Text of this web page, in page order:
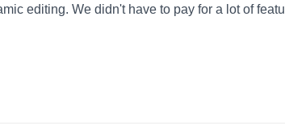
editing. We didn't have to pay for a lot of